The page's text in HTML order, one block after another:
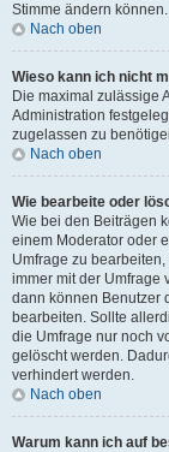
Stimme ändern können.
Nach oben
Wieso kann ich nicht
Die maximal zulässige
Administration
zugelassen zu
Nach oben
Wie bearbeite oder
Wie bei den Beiträgen
einem Moderator oder
Umfrage zu
immer mit der Umfrage
dann können Benutzer
bearbeiten. Sollte
die Umfrage nur noch
gelöscht werden.
verhindert werden.
Nach oben
Warum kann ich auf